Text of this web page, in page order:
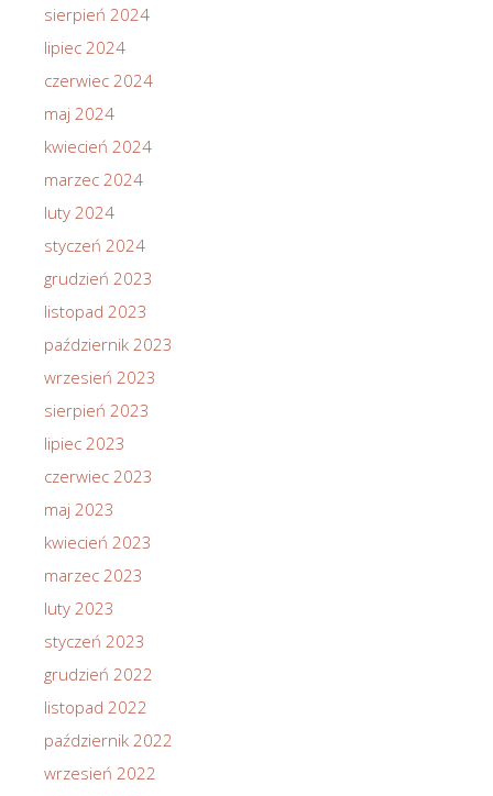
sierpień 2024
lipiec 2024
czerwiec 2024
maj 2024
kwiecień 2024
marzec 2024
luty 2024
styczeń 2024
grudzień 2023
listopad 2023
październik 2023
wrzesień 2023
sierpień 2023
lipiec 2023
czerwiec 2023
maj 2023
kwiecień 2023
marzec 2023
luty 2023
styczeń 2023
grudzień 2022
listopad 2022
październik 2022
wrzesień 2022